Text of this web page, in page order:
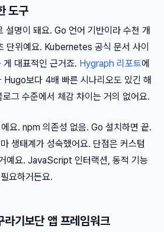
도구
설명이 돼요. Go 언어 기반이라 수천 개
단위예요. Kubernetes 공식 문서 사이
대표적인 근거죠. Hygraph 리포트에
보다 4배 빠른 시나리오도 있긴 해
그 수준에서 체감 차이는 거의 없어요.
요. npm 의존성 없음. Go 설치하면 끝.
생태계가 성숙했어요. 단점은 커스텀
예요. JavaScript 인터랙션, 동적 기능
요하거든요.
기보단 앱 프레임워크